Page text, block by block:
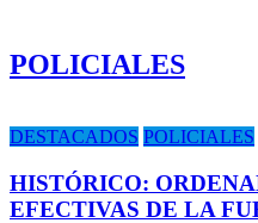
POLICIALES
DESTACADOS POLICIALES
HISTÓRICO:
EFECTIVAS DE LA